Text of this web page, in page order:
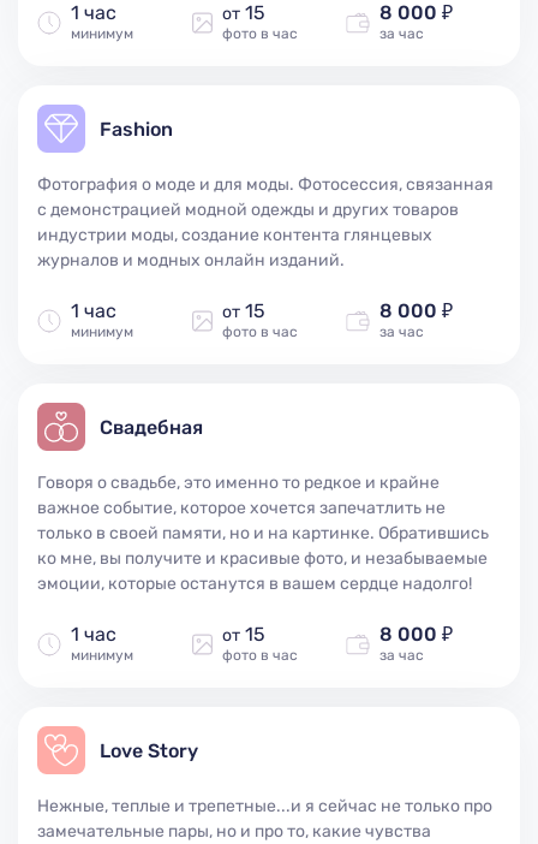
1 час
минимум
от15
фото в час
8 000 ₽
за час
Fashion
Фотография о моде и для моды. Фотосессия, связанная
с демонстрацией модной одежды и других товаров
индустрии моды, создание контента глянцевых
журналов и модных онлайн изданий.
1 час
минимум
от15
фото в час
8 000 ₽
за час
Свадебная
Говоря о свадьбе, это именно то редкое и крайне
важное событие, которое хочется запечатлить не
только в своей памяти, но и на картинке. Обратившись
ко мне, вы получите и красивые фото, и незабываемые
эмоции, которые останутся в вашем сердце надолго!
1 час
минимум
от15
фото в час
8 000 ₽
за час
Love Story
Нежные, теплые и трепетные...и я сейчас не только про
замечательные пары, но и про то, какие чувства